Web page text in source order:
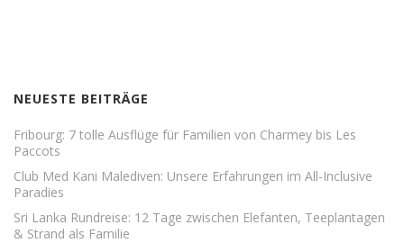
NEUESTE BEITRÄGE
Fribourg: 7 tolle Ausflüge für Familien von Charmey bis Les
Paccots
Club Med Kani Malediven: Unsere Erfahrungen im All-Inclusive
Paradies
Sri Lanka Rundreise: 12 Tage zwischen Elefanten, Teeplantagen
& Strand als Familie